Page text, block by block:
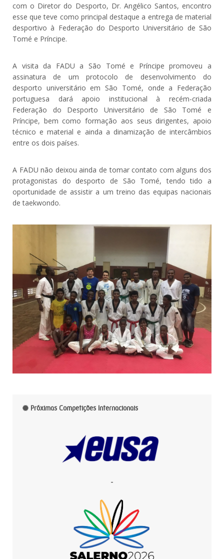
com o Diretor do Desporto, Dr. Angélico Santos, encontro
esse que teve como principal destaque a entrega de material
desportivo à Federação do Desporto Universitário de São
Tomé e Príncipe.
A visita da FADU a São Tomé e Príncipe promoveu a
assinatura de um protocolo de desenvolvimento do
desporto universitário em São Tomé, onde a Federação
portuguesa dará apoio institucional à recém-criada
Federação do Desporto Universitário de São Tomé e
Príncipe, bem como formação aos seus dirigentes, apoio
técnico e material e ainda a dinamização de intercâmbios
entre os dois países.
A FADU não deixou ainda de tomar contato com alguns dos
protagonistas do desporto de São Tomé, tendo tido a
oportunidade de assistir a um treino das equipas nacionais
de taekwondo.
Próximas Competições Internacionais
-